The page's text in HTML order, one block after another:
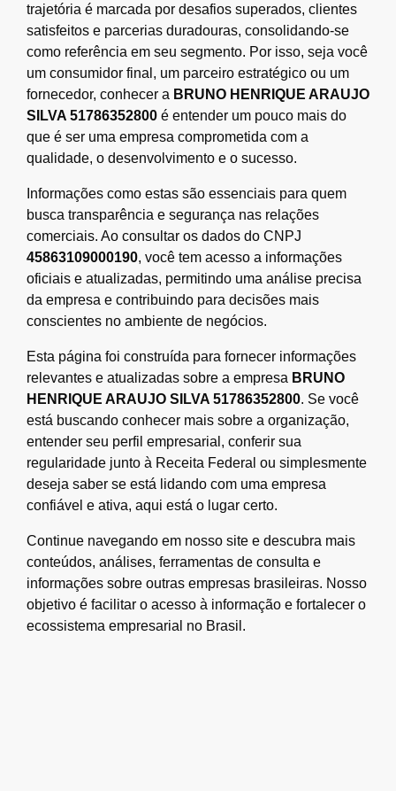
trajetória é marcada por desafios superados, clientes
satisfeitos e parcerias duradouras, consolidando-se
como referência em seu segmento. Por isso, seja você
um consumidor final, um parceiro estratégico ou um
fornecedor, conhecer a BRUNO HENRIQUE ARAUJO
SILVA 51786352800 é entender um pouco mais do
que é ser uma empresa comprometida com a
qualidade, o desenvolvimento e o sucesso.
Informações como estas são essenciais para quem
busca transparência e segurança nas relações
comerciais. Ao consultar os dados do CNPJ
45863109000190, você tem acesso a informações
oficiais e atualizadas, permitindo uma análise precisa
da empresa e contribuindo para decisões mais
conscientes no ambiente de negócios.
Esta página foi construída para fornecer informações
relevantes e atualizadas sobre a empresa BRUNO
HENRIQUE ARAUJO SILVA 51786352800. Se você
está buscando conhecer mais sobre a organização,
entender seu perfil empresarial, conferir sua
regularidade junto à Receita Federal ou simplesmente
deseja saber se está lidando com uma empresa
confiável e ativa, aqui está o lugar certo.
Continue navegando em nosso site e descubra mais
conteúdos, análises, ferramentas de consulta e
informações sobre outras empresas brasileiras. Nosso
objetivo é facilitar o acesso à informação e fortalecer o
ecossistema empresarial no Brasil.